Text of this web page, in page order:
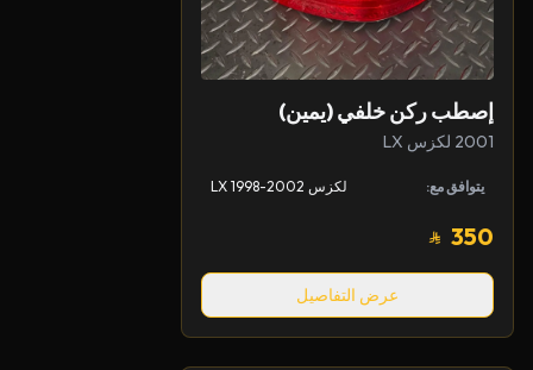
إصطب ركن خلفي (يمين)
2001 لكزس LX
يتوافق مع: لكزس LX 1998-2002
350
عرض التفاصيل